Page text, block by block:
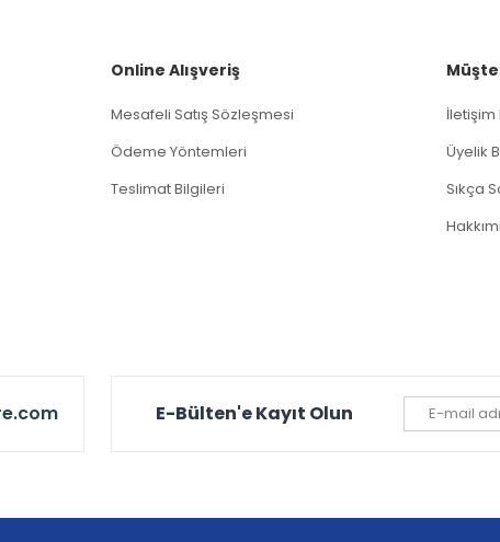
Online Alışveriş
Mesafeli Satış Sözleşmesi
Ödeme Yöntemleri
Teslimat Bilgileri
İletişim
Üyelik
Sıkça
E-Bülten'e Kayıt Olun